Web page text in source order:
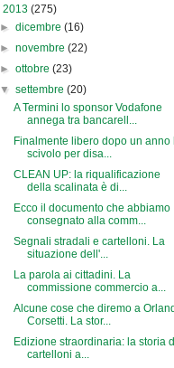
2013 (275)
►dicembre(16)
►novembre(22)
►ottobre(23)
▼settembre(20)
A Termini lo sponsor Vodafone
annega tra bancarell...
Finalmente libero dopo un anno
scivolo per disa...
CLEAN UP: la riqualificazione
della scalinata è di...
Ecco il documento che abbiamo
consegnato alla comm...
Segnali stradali e cartelloni. La
situazione dell'...
La parola ai cittadini. La
commissione commercio a...
Alcune cose che diremo a
Corsetti. La stor...
Edizione straordinaria: la storia
cartelloni a...